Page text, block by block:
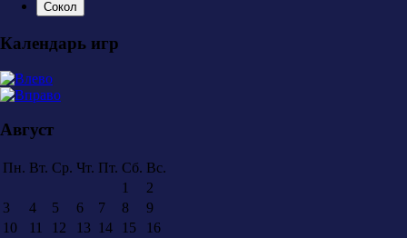
Сокол
Календарь игр
Август
Пн. Вт. Ср. Чт. Пт. Сб. Вс.
1
2
3
4 5 6 7 8
9
10
11 12 13 14 15
16